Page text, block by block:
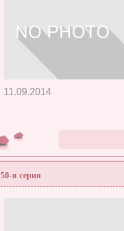
11.09.2014
50-я серия